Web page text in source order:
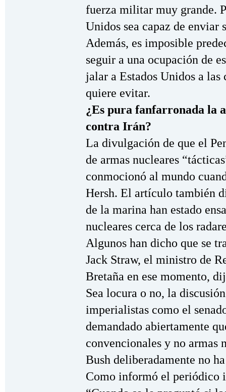
fuerza militar muy grande.
Unidos sea capaz de enviar
Además, es imposible
seguir a una ocupación de
jalar a Estados Unidos a
quiere evitar.
¿Es pura fanfarronada la
contra Irán?
La divulgación de que el
de armas nucleares
conmocionó al mundo
Hersh. El artículo también
de la marina han estado
nucleares cerca de los
Algunos han dicho que se
Jack Straw, el ministro de
Bretaña en ese momento,
Sea locura o no, la
imperialistas como el
demandado abiertamente
convencionales y no
Bush deliberadamente no
Como informó el periódico